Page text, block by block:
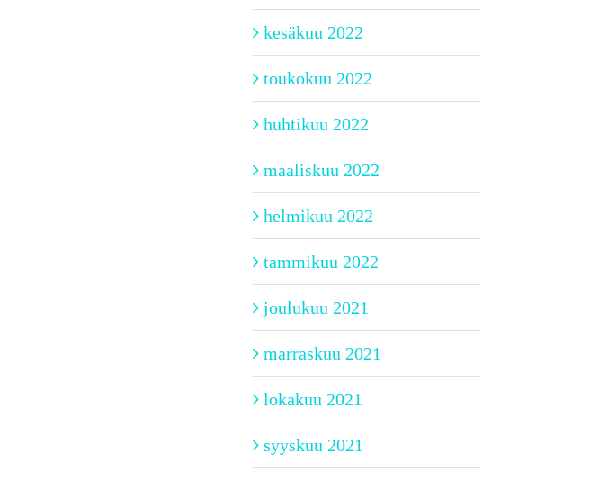
kesäkuu 2022
toukokuu 2022
huhtikuu 2022
maaliskuu 2022
helmikuu 2022
tammikuu 2022
joulukuu 2021
marraskuu 2021
lokakuu 2021
syyskuu 2021